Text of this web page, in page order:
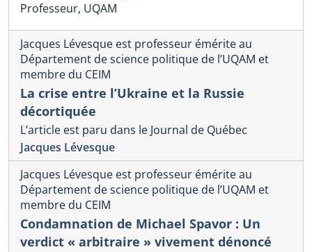
Professeur, UQAM
Jacques Lévesque est professeur émérite au
Département de science politique de l’UQAM et
membre du CEIM
La crise entre l’Ukraine et la Russie
décortiquée
L’article est paru dans le Journal de Québec
Jacques Lévesque
Jacques Lévesque est professeur émérite au
Département de science politique de l’UQAM et
membre du CEIM
Condamnation de Michael Spavor : Un
verdict « arbitraire » vivement dénoncé